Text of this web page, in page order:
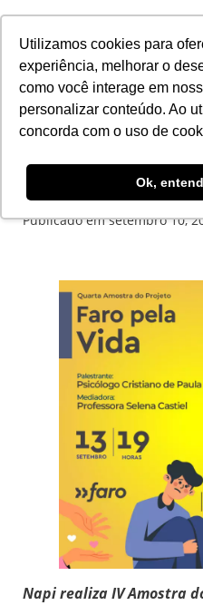
Utilizamos cookies para
experiência, melhorar o
como você interage em
personalizar conteúdo. Ao
concorda com o uso de
Ok,
Vamos falar
depressão?
Publicado emsetembro 10,
Napi realiza IV Amostra